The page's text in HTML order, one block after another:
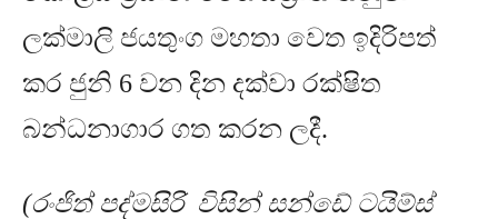
ලක්මාලි ජයතුංග මහතා වෙත ඉදිරිපත්
කර ජුනි 6 වන දින දක්වා රක්ෂිත
බන්ධනාගාර ගත කරන ලදී.
(රංජිත් පද්මසිරි විසින් සන්ඩේ ටයිම්ස්